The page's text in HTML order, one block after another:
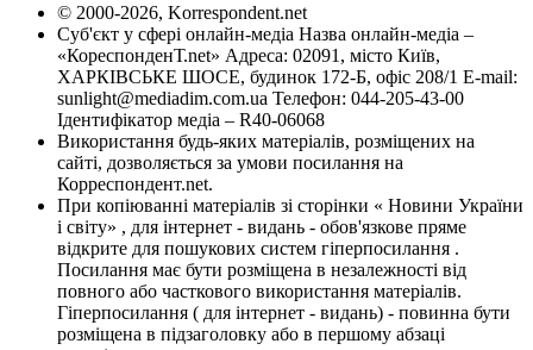
© 2000-2026, Korrespondent.net
Суб'єкт у сфері онлайн-медіа Назва онлайн-медіа –
«КореспонденТ.net» Адреса: 02091, місто Київ,
ХАРКІВСЬКЕ ШОСЕ, будинок 172-Б, офіс 208/1 E-mail:
sunlight@mediadim.com.ua Телефон: 044-205-43-00
Ідентифікатор медіа – R40-06068
Використання будь-яких матеріалів, розміщених на
сайті, дозволяється за умови посилання на
Корреспондент.net.
При копіюванні матеріалів зі сторінки « Новини України
і світу» , для інтернет - видань - обов'язкове пряме
відкрите для пошукових систем гіперпосилання .
Посилання має бути розміщена в незалежності від
повного або часткового використання матеріалів.
Гіперпосилання ( для інтернет - видань) - повинна бути
розміщена в підзаголовку або в першому абзаці